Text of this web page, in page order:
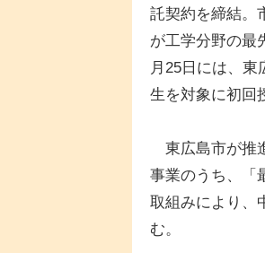
託契約を締結。
が工学分野の最
月25日には、
生を対象に初回
東広島市が推
事業のうち、「
取組みにより、
む。